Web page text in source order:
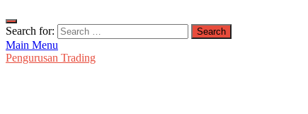
Search for:
Main Menu
Pengurusan Trading